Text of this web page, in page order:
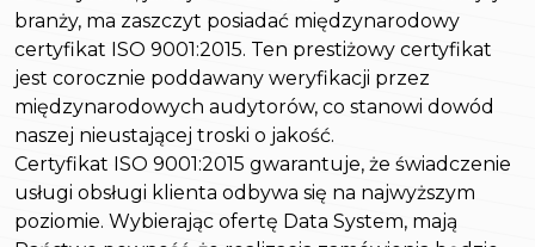
branży, ma zaszczyt posiadać międzynarodowy
certyfikat ISO 9001:2015. Ten prestiżowy certyfikat
jest corocznie poddawany weryfikacji przez
międzynarodowych audytorów, co stanowi dowód
naszej nieustającej troski o jakość.
Certyfikat ISO 9001:2015 gwarantuje, że świadczenie
usługi obsługi klienta odbywa się na najwyższym
poziomie. Wybierając ofertę Data System, mają